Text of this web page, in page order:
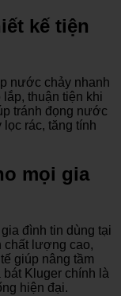
kế tiện
nước chảy nhanh
thuận tiện khi
tránh đọng nước
rác, tăng tính
mọi gia
đình tin dùng tại
chất lượng cao,
giúp nâng tầm
Kluger chính là
hiện đại.